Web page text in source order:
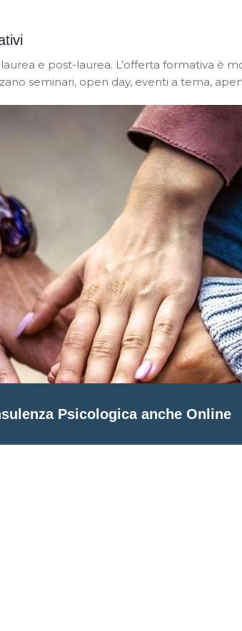
e post-laurea. L’offerta formativa è
seminari, open day, eventi a tema,
Psicologica anche Online